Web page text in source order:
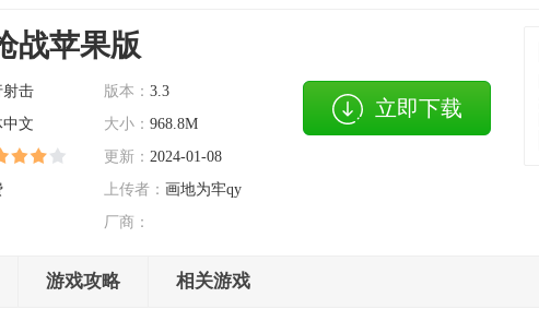
战苹果版
射击 版本： 3.3
文 大小： 968.8M
更新： 2024-01-08
上传者： 画地为牢qy
厂商：
立即下载
游戏攻略 相关游戏